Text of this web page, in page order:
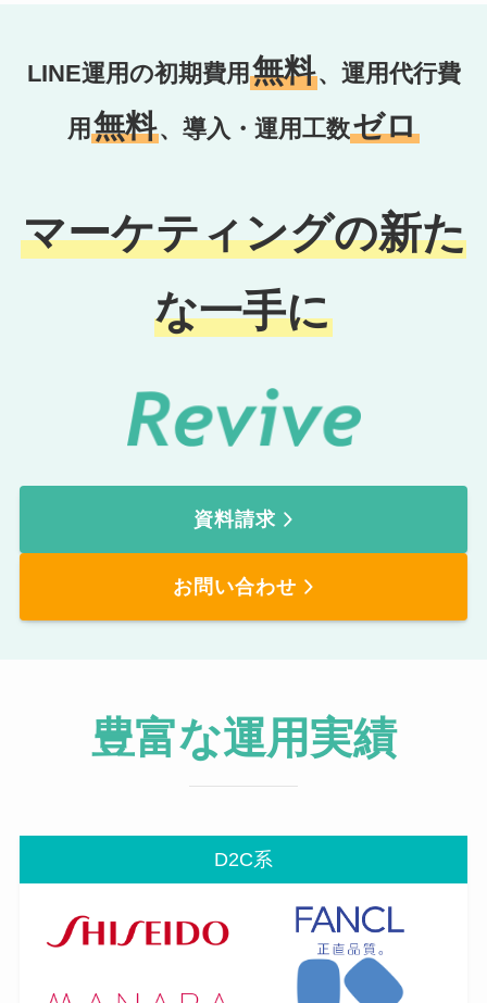
LINE運用の初期費用 無料、運用代行費
用 無料、導入・運用工数ゼロ
マーケティングの新た
な一手に
資料請求
お問い合わせ
豊富な運用実績
D2C系